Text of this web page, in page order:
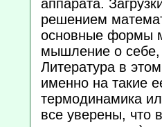
аппарата.
решением
основные формы
мышление о
Литература в
именно на такие
термодинамика
все уверены, что